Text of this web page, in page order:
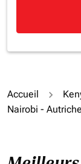
Accueil
Nairobi - Autriche